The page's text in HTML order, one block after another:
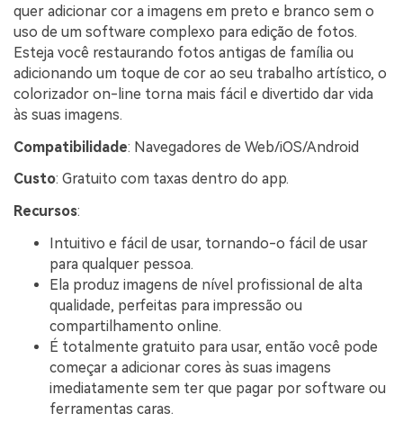
quer adicionar cor a imagens em preto e branco sem o
uso de um software complexo para edição de fotos.
Esteja você restaurando fotos antigas de família ou
adicionando um toque de cor ao seu trabalho artístico, o
colorizador on-line torna mais fácil e divertido dar vida
às suas imagens.
Compatibilidade: Navegadores de Web/iOS/Android
Custo: Gratuito com taxas dentro do app.
Recursos:
Intuitivo e fácil de usar, tornando-o fácil de usar
para qualquer pessoa.
Ela produz imagens de nível profissional de alta
qualidade, perfeitas para impressão ou
compartilhamento online.
É totalmente gratuito para usar, então você pode
começar a adicionar cores às suas imagens
imediatamente sem ter que pagar por software ou
ferramentas caras.